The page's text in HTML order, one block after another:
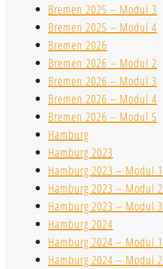
Bremen 2025 – Modul 3
Bremen 2025 – Modul 4
Bremen 2026
Bremen 2026 – Modul 2
Bremen 2026 – Modul 3
Bremen 2026 – Modul 4
Bremen 2026 – Modul 5
Hamburg
Hamburg 2023
Hamburg 2023 – Modul 1
Hamburg 2023 – Modul 2
Hamburg 2023 – Modul 3
Hamburg 2024
Hamburg 2024 – Modul 1
Hamburg 2024 – Modul 2